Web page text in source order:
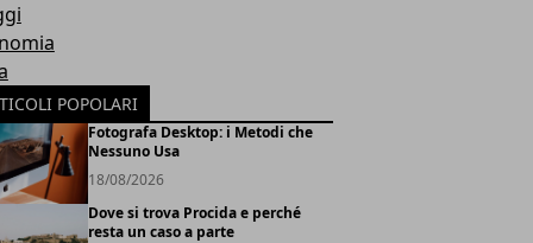
POPOLARI
Fotografa Desktop: i Metodi che
Nessuno Usa
18/08/2026
Dove si trova Procida e perché
resta un caso a parte